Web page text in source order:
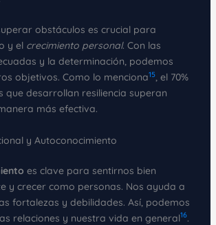
obstáculos es crucial para
y el crecimiento personal. Con las
y la determinación, podemos
objetivos. Como lo menciona15, el 70%
que desarrollan resiliencia superan
más efectiva.
y Autoconocimiento
es clave para sentirnos bien
y crecer como personas. Nos ayuda a
fortalezas y debilidades. Así, podemos
relaciones y nuestra vida en general16.